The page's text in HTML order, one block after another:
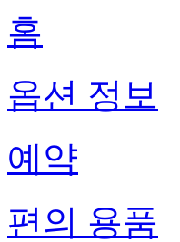
홈
옵션 정보
예약
편의 용품